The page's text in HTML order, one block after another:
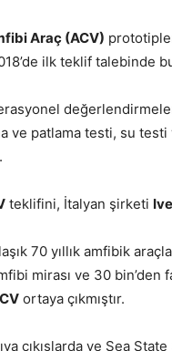
Araç (ACV)
ilk teklif talebinde
ve patlama testi, su
teklifini, İtalyan şirketi
70 yıllık amfibik
mirası ve 30 bin’den
ortaya çıkmıştır.
çıkışlarda ve Sea